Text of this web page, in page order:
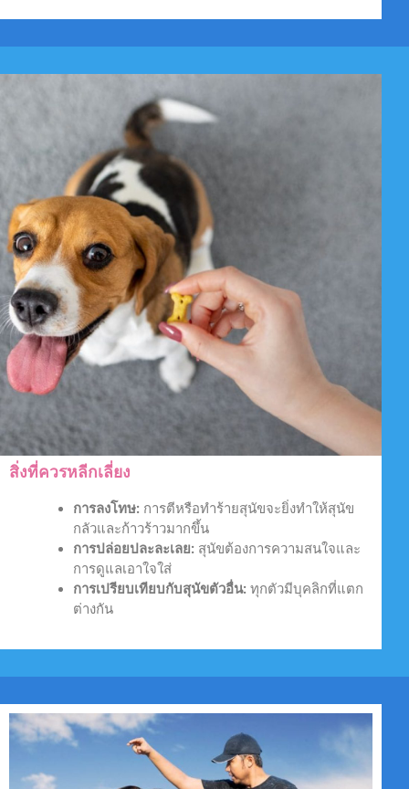
สิ่งที่ควรหลีกเลี่ยง
การลงโทษ: การตีหรือทำร้ายสุนัขจะยิ่งทำให้สุนัข
กลัวและก้าวร้าวมากขึ้น
การปล่อยปละละเลย: สุนัขต้องการความสนใจและ
การดูแลเอาใจใส่
การเปรียบเทียบกับสุนัขตัวอื่น: ทุกตัวมีบุคลิกที่แตก
ต่างกัน